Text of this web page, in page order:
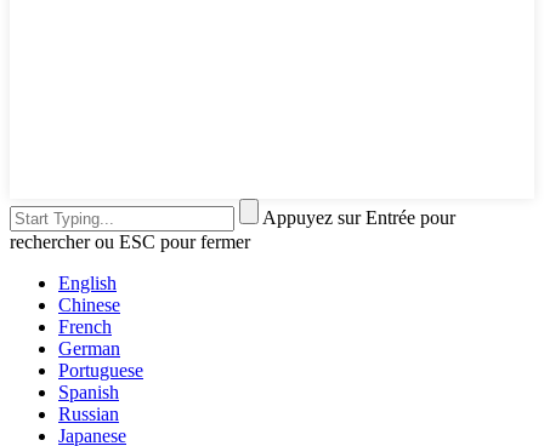
Appuyez sur Entrée pour
rechercher ou ESC pour fermer
English
Chinese
French
German
Portuguese
Spanish
Russian
Japanese